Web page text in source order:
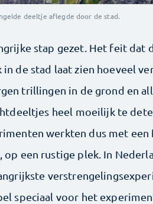
deeltje aflegde door de stad.
stap gezet. Het feit dat
de stad laat zien hoeveel
trillingen in de grond en
heel moeilijk te
werkten dus met
een rustige plek. In
speciaal voor het